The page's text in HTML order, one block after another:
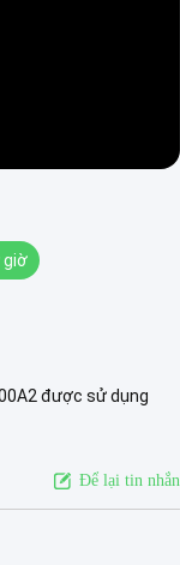
giờ
được sử dụng
Để lại tin nhắn